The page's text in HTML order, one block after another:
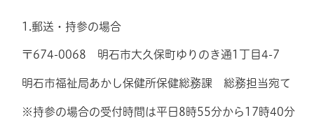
1.郵送・持参の場合
〒674-0068 明石市大久保町ゆりのき通1丁目4-7
明石市福祉局あかし保健所保健総務課 総務担当宛て
※持参の場合の受付時間は平日8時55分から17時40分